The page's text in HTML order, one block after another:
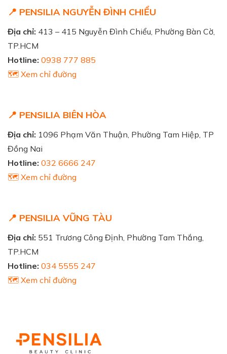
📍 PENSILIA NGUYỄN ĐÌNH CHIỂU
Địa chỉ: 413 – 415 Nguyễn Đình Chiểu, Phường Bàn Cờ,
TP.HCM
Hotline: 0938 777 885
🗺️ Xem chỉ đường
📍 PENSILIA BIÊN HÒA
Địa chỉ: 1096 Phạm Văn Thuận, Phường Tam Hiệp, TP
Đồng Nai
Hotline: 032 6666 247
🗺️ Xem chỉ đường
📍 PENSILIA VŨNG TÀU
Địa chỉ: 551 Trương Công Định, Phường Tam Thắng,
TP.HCM
Hotline: 034 5555 247
🗺️ Xem chỉ đường